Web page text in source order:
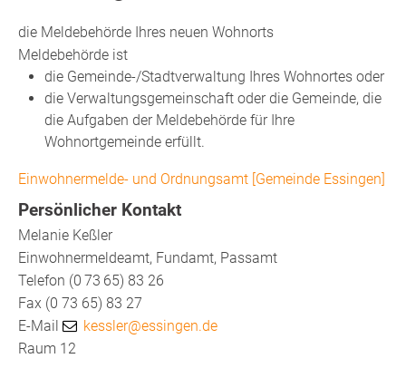
die Meldebehörde Ihres neuen Wohnorts
Meldebehörde ist
die Gemeinde-/Stadtverwaltung Ihres Wohnortes oder
die Verwaltungsgemeinschaft oder die Gemeinde, die
die Aufgaben der Meldebehörde für Ihre
Wohnortgemeinde erfüllt.
Einwohnermelde- und Ordnungsamt [Gemeinde Essingen]
Persönlicher Kontakt
Melanie Keßler
Einwohnermeldeamt, Fundamt, Passamt
Telefon (0 73 65) 83 26
Fax (0 73 65) 83 27
E-Mail
kessler@essingen.de
Raum 12